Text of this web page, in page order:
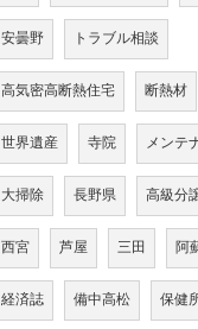
安曇野 トラブル相談
高気密高断熱住宅 断熱材
世界遺産 寺院 メンテ
大掃除 長野県 高級分
西宮 芦屋 三田 阿
経済誌 備中高松 保健